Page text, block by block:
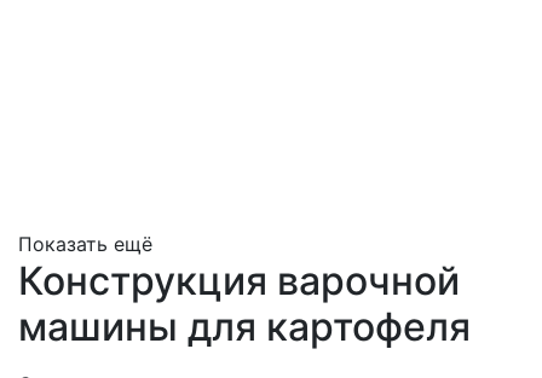
Показать ещё
Конструкция варочной
машины для картофеля